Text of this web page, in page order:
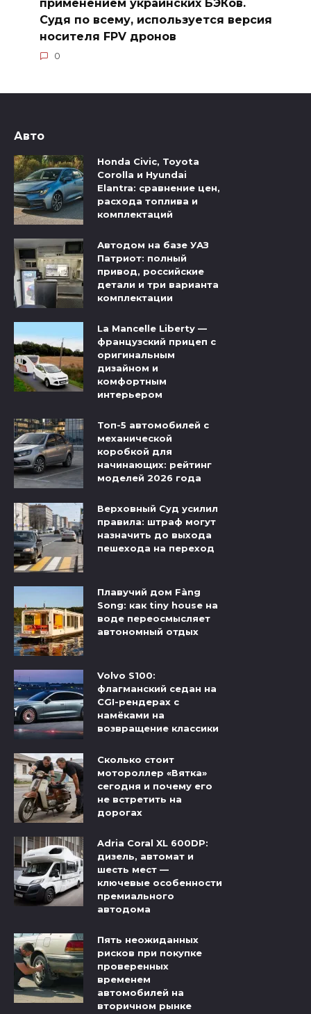
применением украинских БЭКов.
Судя по всему, используется версия
носителя FPV дронов
0
Авто
Honda Civic, Toyota
Corolla и Hyundai
Elantra: сравнение цен,
расхода топлива и
комплектаций
Автодом на базе УАЗ
Патриот: полный
привод, российские
детали и три варианта
комплектации
La Mancelle Liberty —
французский прицеп с
оригинальным
дизайном и
комфортным
интерьером
Топ-5 автомобилей с
механической
коробкой для
начинающих: рейтинг
моделей 2026 года
Верховный Суд усилил
правила: штраф могут
назначить до выхода
пешехода на переход
Плавучий дом Fàng
Song: как tiny house на
воде переосмысляет
автономный отдых
Volvo S100:
флагманский седан на
CGI-рендерах с
намёками на
возвращение классики
Сколько стоит
мотороллер «Вятка»
сегодня и почему его
не встретить на
дорогах
Adria Coral XL 600DP:
дизель, автомат и
шесть мест —
ключевые особенности
премиального
автодома
Пять неожиданных
рисков при покупке
проверенных
временем
автомобилей на
вторичном рынке